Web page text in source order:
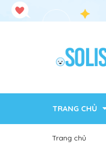
TRANG CHỦ
Trang chủ